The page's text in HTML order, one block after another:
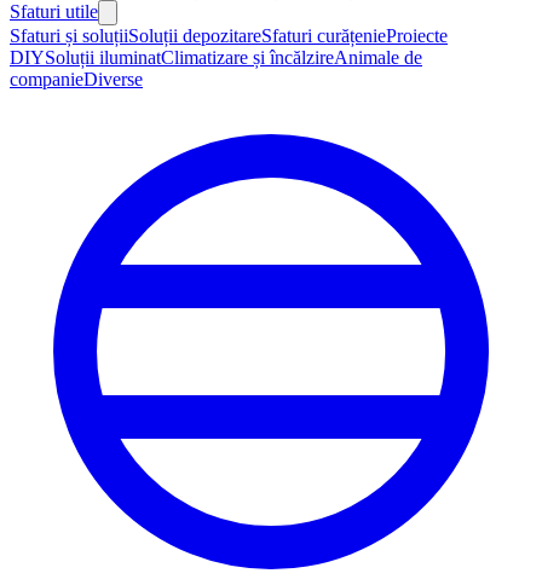
Sfaturi utile
Sfaturi și soluțiiSoluții depozitareSfaturi curățenieProiecte
DIYSoluții iluminatClimatizare și încălzireAnimale de
companieDiverse